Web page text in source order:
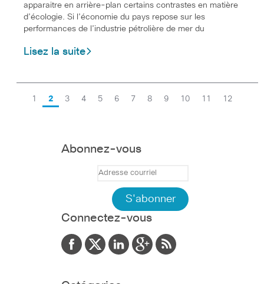
apparaitre en arrière-plan certains contrastes en matière
d’écologie. Si l’économie du pays repose sur les
performances de l’industrie pétrolière de mer du
Lisez la suite
1 2 3 4 5 6 7 8 9 10 11 12
Abonnez-vous
Connectez-vous